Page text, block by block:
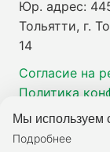
Юр. адрес:
Тольятти, г.
14
Согласие на
Политика
Мы используем
Подробнее